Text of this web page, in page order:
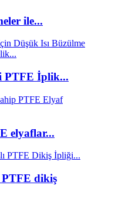
ile...
PTFE İplik...
elyaflar...
dikiş